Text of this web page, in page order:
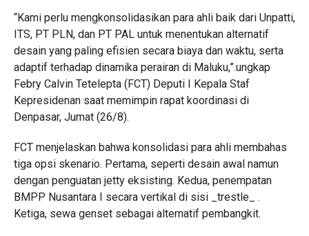
“Kami perlu mengkonsolidasikan para ahli baik dari Unpatti,
ITS, PT PLN, dan PT PAL untuk menentukan alternatif
desain yang paling efisien secara biaya dan waktu, serta
adaptif terhadap dinamika perairan di Maluku,”.ungkap
Febry Calvin Tetelepta (FCT) Deputi I Kepala Staf
Kepresidenan saat memimpin rapat koordinasi di
Denpasar, Jumat (26/8).
FCT menjelaskan bahwa konsolidasi para ahli membahas
tiga opsi skenario. Pertama, seperti desain awal namun
dengan penguatan jetty eksisting. Kedua, penempatan
BMPP Nusantara I secara vertikal di sisi _trestle_ .
Ketiga, sewa genset sebagai alternatif pembangkit.